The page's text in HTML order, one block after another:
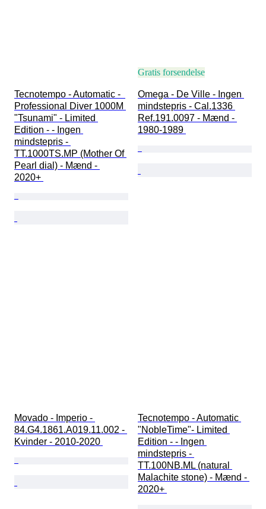
Tecnotempo - Automatic -
Professional Diver 1000M
"Tsunami" - Limited
Edition - - Ingen
mindstepris -
TT.1000TS.MP (Mother Of
Pearl dial) - Mænd -
2020+
Gratis forsendelse
Omega - De Ville - Ingen
mindstepris - Cal.1336
Ref.191.0097 - Mænd -
1980-1989
Movado - Imperio -
84.G4.1861.A019.11.002 -
Kvinder - 2010-2020
Tecnotempo - Automatic
"NobleTime"- Limited
Edition - - Ingen
mindstepris -
TT.100NB.ML (natural
Malachite stone) - Mænd -
2020+